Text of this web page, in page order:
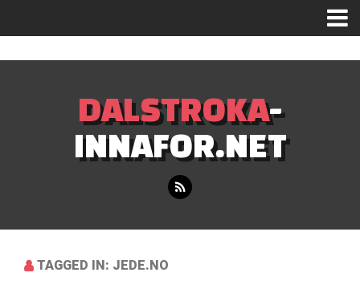
DALSTROKA-
INNAFOR.NET
TAGGED IN: JEDE.NO